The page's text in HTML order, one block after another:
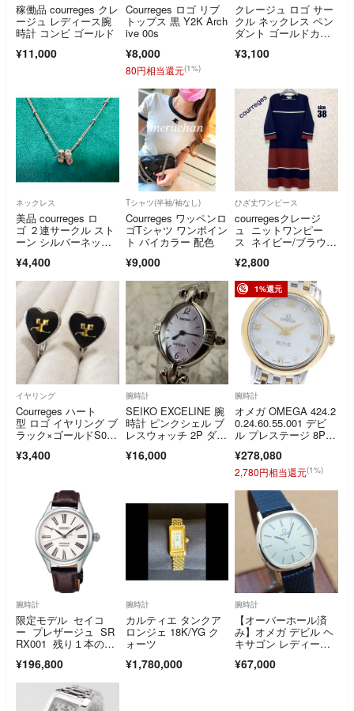
稼働品 courreges クレ
ージュ レディース腕
時計 コンビ ゴールド
¥11,000
Courreges ロゴ リブ
トップス 黒 Y2K Arch
ive 00s
¥8,000
80円相当還元(1%)
クレージュ ロゴ サー
クル ネックレス ペン
ダント ゴールドカラ
¥3,100
ネックレス
美品 courreges ロ
ゴ ２連サークル スト
ーン シルバーネック
¥4,400
Tシャツ(半袖/袖なし)
Courreges ワッペンロ
ゴTシャツ ワンポイン
ト バイカラー 配色
¥9,000
ひざ丈ワンピース
courregesクレージ
ュ ニットワンピー
ス ネイビー/ブラウ
¥2,800
イヤリング
Courreges ハート
型 ロゴ イヤリング ブ
ラック×ゴールドS000
¥3,400
腕時計
SEIKO EXCELINE 腕
時計 ピンクシェル ブ
レスウォッチ 2P ダイ
¥16,000
1%還元
腕時計
オメガ OMEGA 424.2
0.24.60.55.001 デビ
ル プレステージ 8Pダ
ース 良品 _974270
¥278,080
2,780円相当還元(1%)
腕時計
限定モデル セイコ
ー プレザージュ SR
RX001 残り１本の
なりますので本日中に
どうぞ。
¥196,800
腕時計
カルティエ タンクア
ロンジェ 18K/YG ク
ォーツ
¥1,780,000
腕時計
【オーバーホール済
み】オメガ デビル ヘ
キサゴン レディー
¥67,000